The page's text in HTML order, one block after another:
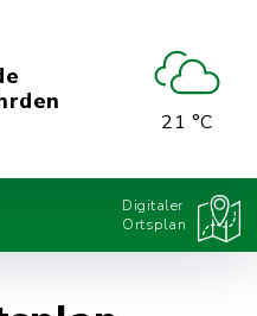
21 °C
Digitaler
Ortsplan